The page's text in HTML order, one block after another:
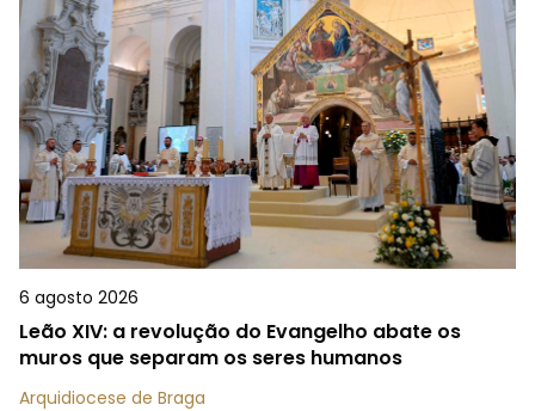
6 agosto 2026
Leão XIV: a revolução do Evangelho abate os
muros que separam os seres humanos
Arquidiocese de Braga